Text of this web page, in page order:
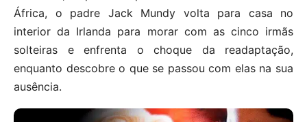
África, o padre Jack Mundy volta para casa no
interior da Irlanda para morar com as cinco irmãs
solteiras e enfrenta o choque da readaptação,
enquanto descobre o que se passou com elas na sua
ausência.